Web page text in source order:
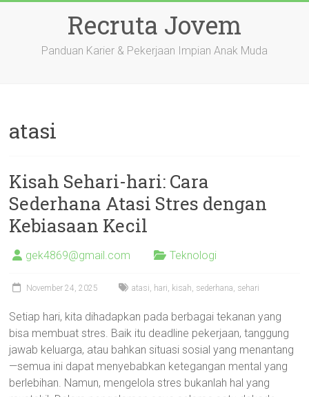
Recruta Jovem
Panduan Karier & Pekerjaan Impian Anak Muda
atasi
Kisah Sehari-hari: Cara
Sederhana Atasi Stres dengan
Kebiasaan Kecil
gek4869@gmail.com Teknologi
November 24, 2025 atasi, hari, kisah, sederhana, sehari
Setiap hari, kita dihadapkan pada berbagai tekanan yang
bisa membuat stres. Baik itu deadline pekerjaan, tanggung
jawab keluarga, atau bahkan situasi sosial yang menantang
—semua ini dapat menyebabkan ketegangan mental yang
berlebihan. Namun, mengelola stres bukanlah hal yang